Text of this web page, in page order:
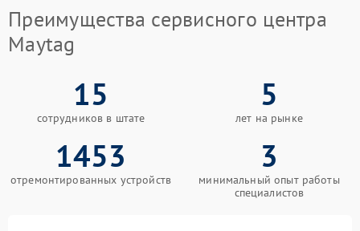
Преимущества сервисного центра
Maytag
15
сотрудников в штате
5
лет на рынке
1453
отремонтированных устройств
3
минимальный опыт работы
специалистов